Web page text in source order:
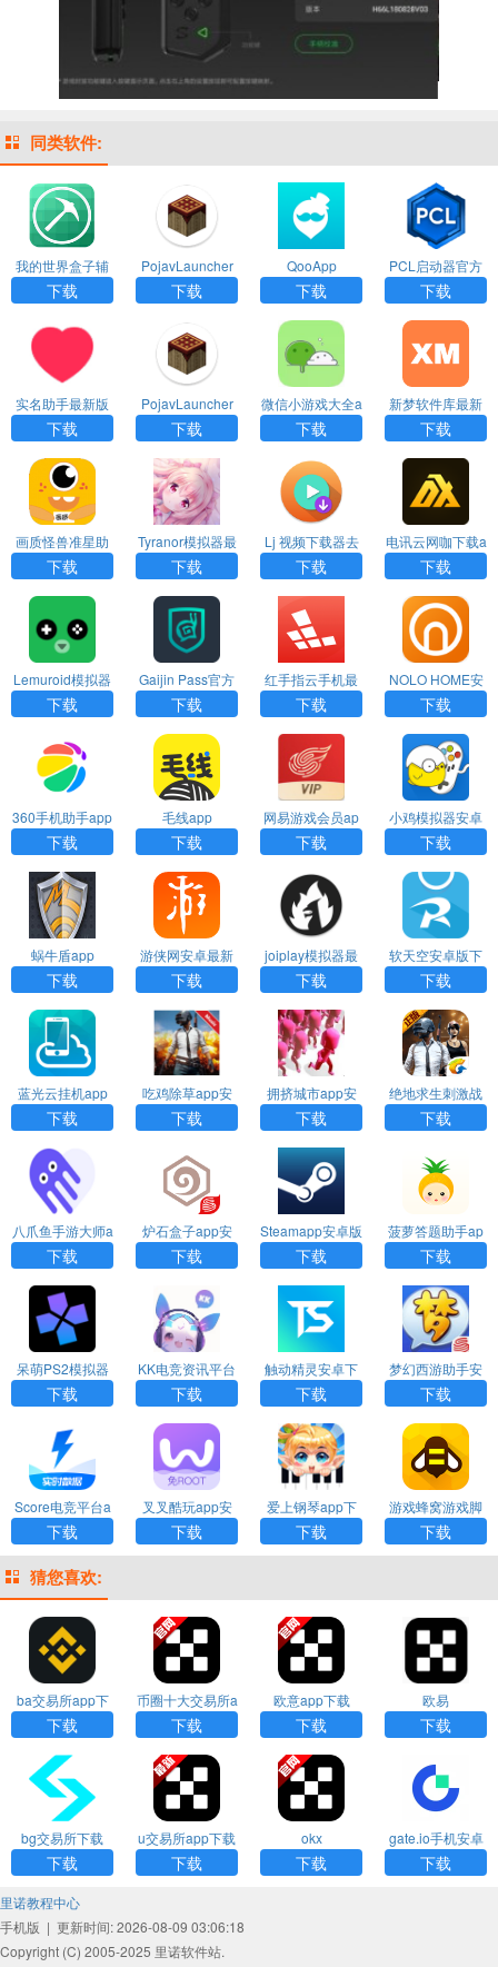
同类软件:
我的世界盒子辅
助工具app
下载
PojavLauncher
启动器下载app
下载
QooApp
下载
PCL启动器官方
最新版下载app
下载
实名助手最新版
下载app
下载
PojavLauncher
启动器最新版下
载app
下载
微信小游戏大全a
pp下载
下载
新梦软件库最新
版app
下载
画质怪兽准星助
手下载app
下载
Tyranor模拟器最
新版下载app
下载
Lj 视频下载器去
广告最新版下载a
pp
下载
电讯云网咖下载a
pp
下载
Lemuroid模拟器
中文汉化版app
下载
Gaijin Pass官方
版下载app
下载
红手指云手机最
新版下载app
下载
NOLO HOME安
卓版app
下载
360手机助手app
下载
毛线app
下载
网易游戏会员ap
p官方版
下载
小鸡模拟器安卓
版下载app
下载
蜗牛盾app
下载
游侠网安卓最新
版下载app
下载
joiplay模拟器最
新下载中文版ap
p
下载
软天空安卓版下
载app
下载
蓝光云挂机app
安卓版
下载
吃鸡除草app安
卓版
下载
拥挤城市app安
卓版
下载
绝地求生刺激战
场语言助手app
下载
下载
八爪鱼手游大师a
pp下载
下载
炉石盒子app安
卓版
下载
Steamapp安卓版
下载
菠萝答题助手ap
p
下载
呆萌PS2模拟器
安卓版app
下载
KK电竞资讯平台
app
下载
触动精灵安卓下
载app
下载
梦幻西游助手安
卓版app
下载
Score电竞平台a
pp
下载
叉叉酷玩app安
卓版
下载
爱上钢琴app下
载
下载
游戏蜂窝游戏脚
本app
下载
猜您喜欢:
ba交易所app下
载
下载
币圈十大交易所a
pp下载
下载
欧意app下载
下载
欧易
下载
bg交易所下载
下载
u交易所app下载
下载
okx
下载
gate.io手机安卓
版下载
下载
里诺教程中心
手机版 | 更新时间: 2026-08-09 03:06:18
Copyright (C) 2005-2025 里诺软件站.